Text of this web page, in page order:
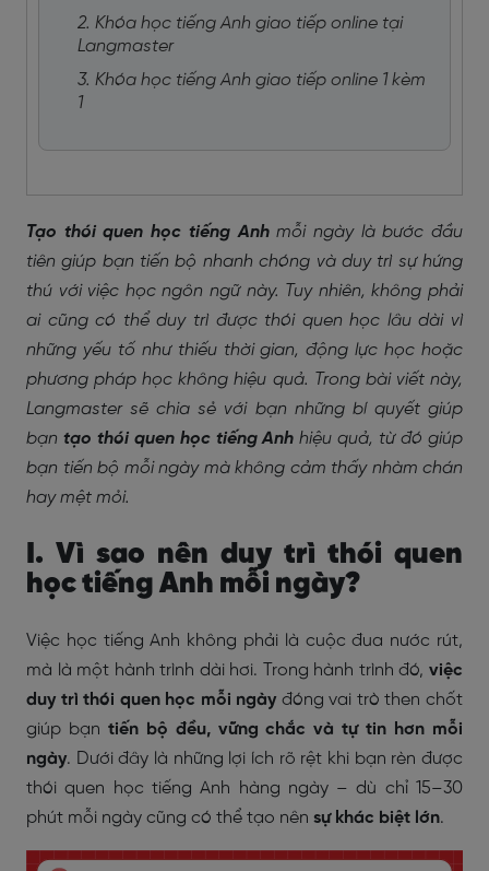
2. Khóa học tiếng Anh giao tiếp online tại
Langmaster
3. Khóa học tiếng Anh giao tiếp online 1 kèm
1
Tạo thói quen học tiếng Anhmỗi ngày là bước đầu
tiên giúp bạn tiến bộ nhanh chóng và duy trì sự hứng
thú với việc học ngôn ngữ này. Tuy nhiên, không phải
ai cũng có thể duy trì được thói quen học lâu dài vì
những yếu tố như thiếu thời gian, động lực học hoặc
phương pháp học không hiệu quả. Trong bài viết này,
Langmaster sẽ chia sẻ với bạn những bí quyết giúp
bạn tạo thói quen học tiếng Anh hiệu quả, từ đó giúp
bạn tiến bộ mỗi ngày mà không cảm thấy nhàm chán
hay mệt mỏi.
I. Vì sao nên duy trì thói quen
học tiếng Anh mỗi ngày?
Việc học tiếng Anh không phải là cuộc đua nước rút,
mà là một hành trình dài hơi. Trong hành trình đó, việc
duy trì thói quen học mỗi ngày đóng vai trò then chốt
giúp bạn tiến bộ đều, vững chắc và tự tin hơn mỗi
ngày. Dưới đây là những lợi ích rõ rệt khi bạn rèn được
thói quen học tiếng Anh hàng ngày – dù chỉ 15–30
phút mỗi ngày cũng có thể tạo nên sự khác biệt lớn.